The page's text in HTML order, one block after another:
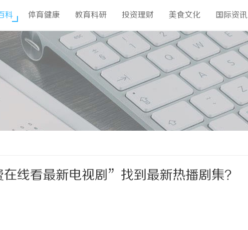
科 体育健康 教育科研 投资理财 美食文化 国际资讯
线看最新电视剧”找到最新热播剧集？